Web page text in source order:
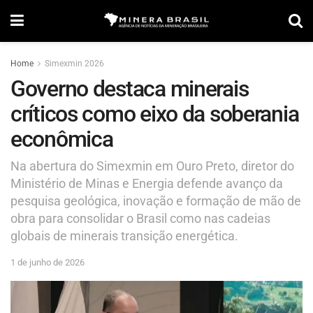
Home Simexmin 2026
Governo destaca minerais
críticos como eixo da soberania
econômica
Na abertura do Simexmin em Ouro Preto, diretor do
Ministério de Minas e Energia defende avanço da
pesquisa geológica, inovação e formação de mão de
obra para consolidar o Brasil como nas cadeias
globais de minerais transição energética.
1 de junho de 2026